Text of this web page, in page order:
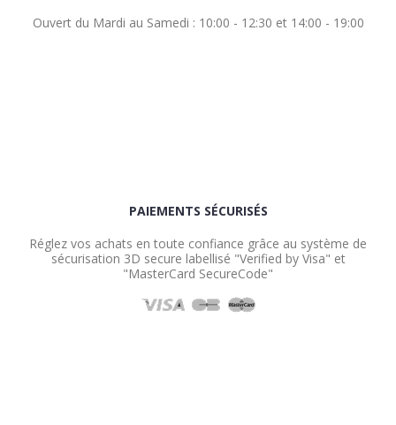
Ouvert du Mardi au Samedi : 10:00 - 12:30 et 14:00 - 19:00
PAIEMENTS SÉCURISÉS
Réglez vos achats en toute confiance grâce au système de
sécurisation 3D secure labellisé "Verified by Visa" et
"MasterCard SecureCode"